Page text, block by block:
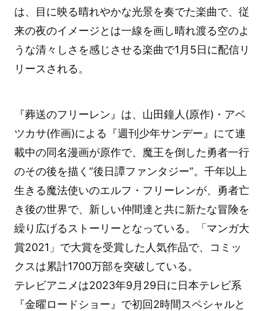
は、目に映る晴れやかな光景を奏でた楽曲で、従
来の夜のイメージとは一線を画し晴れ渡る空のよ
うな清々しさを感じさせる楽曲で1月5日に配信リ
リースされる。
『葬送のフリーレン』は、山田鐘人(原作)・アベ
ツカサ(作画)による『週刊少年サンデー』にて連
載中の同名漫画が原作で、魔王を倒した勇者一行
のその後を描く“後日譚ファンタジー”。千年以上
生きる魔法使いのエルフ・フリーレンが、勇者亡
き後の世界で、新しい仲間達と共に新たな冒険を
繰り広げるストーリーとなっている。「マンガ大
賞2021」で大賞を受賞した人気作品で、コミッ
クスは累計1700万部を突破している。
テレビアニメは2023年9月29日に日本テレビ系
『金曜ロードショー』で初回2時間スペシャルと